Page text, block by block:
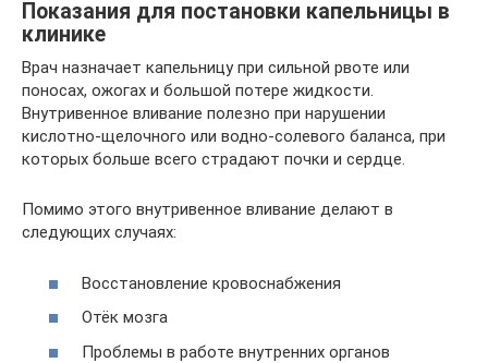
Показания для постановки капельницы в
клинике
Врач назначает капельницу при сильной рвоте или
поносах, ожогах и большой потере жидкости.
Внутривенное вливание полезно при нарушении
кислотно-щелочного или водно-солевого баланса, при
которых больше всего страдают почки и сердце.
Помимо этого внутривенное вливание делают в
следующих случаях:
Восстановление кровоснабжения
Отёк мозга
Проблемы в работе внутренних органов